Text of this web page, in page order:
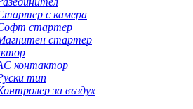
с камера
стартер
стартер
контактор
тип
за въздух